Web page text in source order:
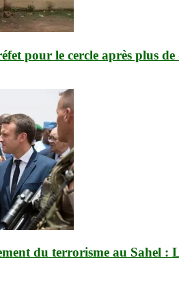
pour le cercle après plus de
du terrorisme au Sahel :